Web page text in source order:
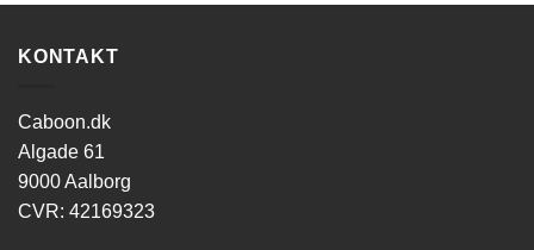
KONTAKT
Caboon.dk
Algade 61
9000 Aalborg
CVR: 42169323